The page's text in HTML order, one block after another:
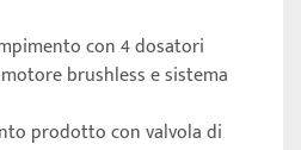
con 4 dosatori
brushless e sistema
prodotto con valvola di